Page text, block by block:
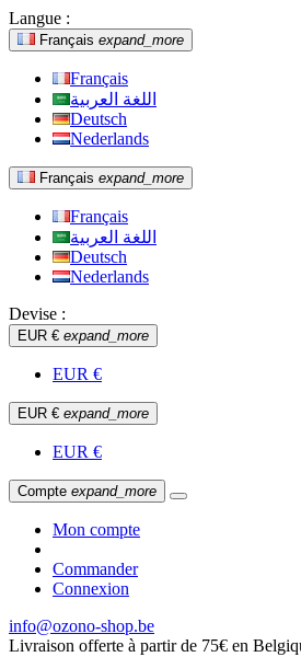
Langue :
Français expand_more
Français
اللغة العربية
Deutsch
Nederlands
Français expand_more
Français
اللغة العربية
Deutsch
Nederlands
Devise :
EUR € expand_more
EUR €
EUR € expand_more
EUR €
Compte expand_more
Mon compte
Commander
Connexion
info@ozono-shop.be
Livraison offerte à partir de 75€ en